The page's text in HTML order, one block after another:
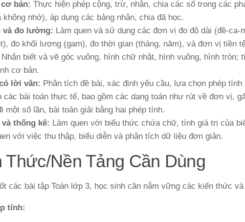
bản: Thực hiện phép cộng, trừ, nhân, chia các số trong các
không nhớ), áp dụng các bảng nhân, chia đã học.
đo lường: Làm quen và sử dụng các đơn vị đo độ dài (đề-ca-
đo khối lượng (gam), đo thời gian (tháng, năm), và đơn vị tiền
Nhận biết và vẽ góc vuông, hình chữ nhật, hình vuông, hình tròn;
cơ bản.
lời văn: Phân tích đề bài, xác định yêu cầu, lựa chọn phép
các bài toán thực tế, bao gồm các dạng toán như rút về đơn vị,
một số lần, bài toán giải bằng hai phép tính.
thống kê: Làm quen với biểu thức chứa chữ, tính giá trị của
với việc thu thập, biểu diễn và phân tích dữ liệu đơn giản.
Thức/Nền Tảng Cần Dùng
các bài tập Toán lớp 3, học sinh cần nắm vững các kiến thức
tính: